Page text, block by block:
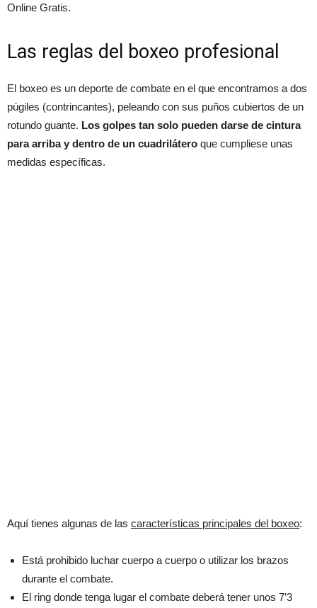
Online Gratis.
Las reglas del boxeo profesional
El boxeo es un deporte de combate en el que encontramos a dos
púgiles (contrincantes), peleando con sus puños cubiertos de un
rotundo guante. Los golpes tan solo pueden darse de cintura
para arriba y dentro de un cuadrilátero que cumpliese unas
medidas específicas.
Aquí tienes algunas de las características principales del boxeo:
Está prohibido luchar cuerpo a cuerpo o utilizar los brazos
durante el combate.
El ring donde tenga lugar el combate deberá tener unos 7’3